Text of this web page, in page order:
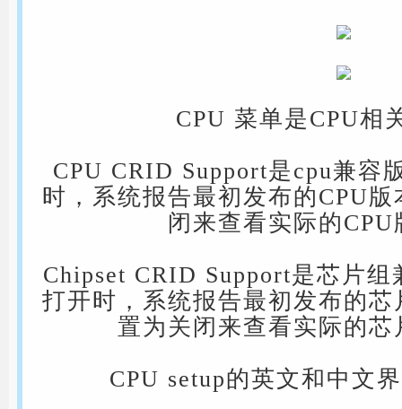
CPU 菜单是CPU相
CPU CRID Support是cpu兼容
时，系统报告最初发布的CPU
闭来查看实际的
Chipset CRID Support是芯片
打开时，系统报告最初发布的
置为关闭来查看实际的
CPU setup的英文和中文